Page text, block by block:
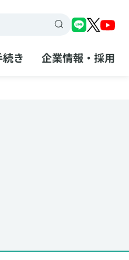
き 企業情報・採用